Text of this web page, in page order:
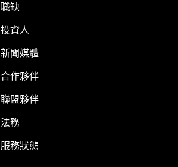
職缺
投資人
新聞媒體
合作夥伴
聯盟夥伴
法務
服務狀態